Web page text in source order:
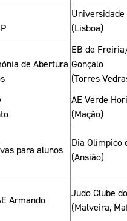
(Lisboa)
de Abertura
EB de
Gonçalo
(Torres
AE Verde
(Mação)
para alunos
Dia Olímpico
(Ansião)
Armando
Judo Clube
(Malveira,